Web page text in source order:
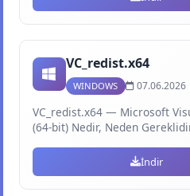
VC_redist.x64
WINDOWS 07.06.2026
VC_redist.x64 — Microsoft
(64-bit) Nedir, Neden
İndir